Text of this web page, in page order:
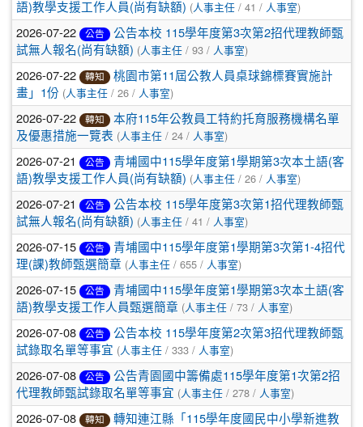
語)教學支援工作人員(尚有缺額) (人事主任 / 41 / 人事室)
2026-07-22 公告
公告本校 115學年度第3次第2招代理教師甄
試無人報名(尚有缺額) (人事主任 / 93 / 人事室)
2026-07-22 轉知
桃園市第11屆公教人員桌球錦標賽實施計
畫」1份 (人事主任 / 26 / 人事室)
2026-07-22 轉知
本府115年公教員工特約托育服務機構名單
及優惠措施一覽表 (人事主任 / 24 / 人事室)
2026-07-21 公告
青埔國中115學年度第1學期第3次本土語(客
語)教學支援工作人員(尚有缺額) (人事主任 / 26 / 人事室)
2026-07-21 公告
公告本校 115學年度第3次第1招代理教師甄
試無人報名(尚有缺額) (人事主任 / 41 / 人事室)
2026-07-15 公告
青埔國中115學年度第1學期第3次第1-4招代
理(課)教師甄選簡章 (人事主任 / 655 / 人事室)
2026-07-15 公告
青埔國中115學年度第1學期第3次本土語(客
語)教學支援工作人員甄選簡章 (人事主任 / 73 / 人事室)
2026-07-08 公告
公告本校 115學年度第2次第3招代理教師甄
試錄取名單等事宜 (人事主任 / 333 / 人事室)
2026-07-08 公告
公告青園國中籌備處115學年度第1次第2招
代理教師甄試錄取名單等事宜 (人事主任 / 278 / 人事室)
2026-07-08 轉知
轉知連江縣「115學年度國民中小學新進教